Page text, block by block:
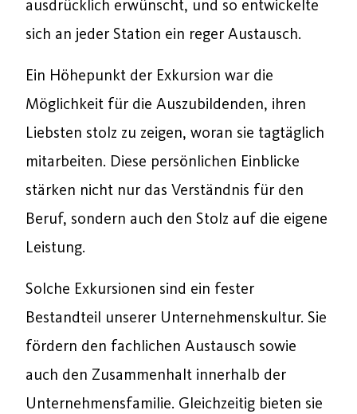
ausdrücklich erwünscht, und so entwickelte
sich an jeder Station ein reger Austausch.
Ein Höhepunkt der Exkursion war die
Möglichkeit für die Auszubildenden, ihren
Liebsten stolz zu zeigen, woran sie tagtäglich
mitarbeiten. Diese persönlichen Einblicke
stärken nicht nur das Verständnis für den
Beruf, sondern auch den Stolz auf die eigene
Leistung.
Solche Exkursionen sind ein fester
Bestandteil unserer Unternehmenskultur. Sie
fördern den fachlichen Austausch sowie
auch den Zusammenhalt innerhalb der
Unternehmensfamilie. Gleichzeitig bieten sie